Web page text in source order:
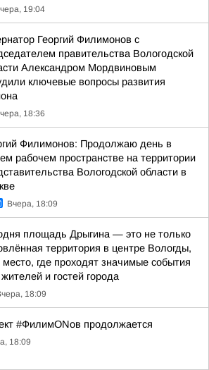
19:04
Георгий Филимонов с
правительства Вологодской
Александром Мордвиновым
ключевые вопросы развития
18:36
Филимонов: Продолжаю день в
рабочем пространстве на территории
Вологодской области в
Вчера, 18:09
площадь Дрыгина — это не только
территория в центре Вологды,
место, где проходят значимые события
и гостей города
18:09
#ФилимONов продолжается
18:09